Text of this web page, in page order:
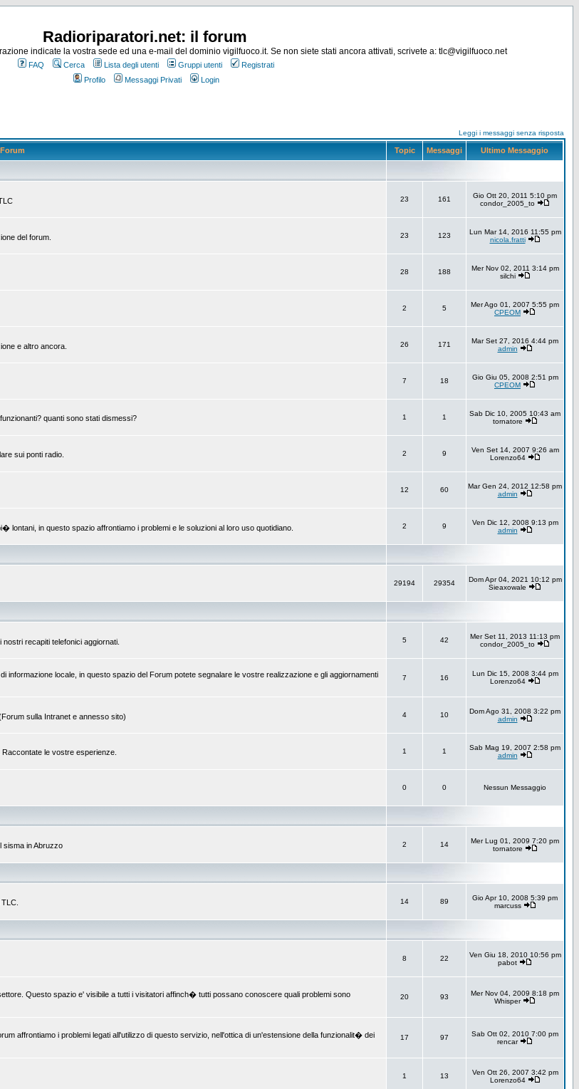
Radioriparatori.net: il forum
indicate la vostra sede ed una e-mail del dominio vigilfuoco.it. Se non siete stati ancora attivati, scrivete a: tlc@vigilfuoco.net
FAQ Cerca Lista degli utenti Gruppi utenti
Registrati
Profilo
Messaggi Privati Login
Leggi i messaggi senza risposta
Forum Topic Messaggi Ultimo Messaggio
23 161
Gio Ott 20, 2011 5:10 pm
condor_2005_to
del forum. 23 123
Lun Mar 14, 2016 11:55 pm
nicola.fratti
28 188
Mer Nov 02, 2011 3:14 pm
silchi
2 5
Mer Ago 01, 2007 5:55 pm
CPEOM
e altro ancora. 26 171
Mar Set 27, 2016 4:44 pm
admin
7 18
Gio Giu 05, 2008 2:51 pm
CPEOM
quanti sono stati dismessi? 1 1
Sab Dic 10, 2005 10:43 am
tornatore
sui ponti radio. 2 9
Ven Set 14, 2007 9:26 am
Lorenzo64
12 60
Mar Gen 24, 2012 12:58 pm
admin
lontani, in questo spazio affrontiamo i problemi e le soluzioni al loro uso quotidiano. 2 9
Ven Dic 12, 2008 9:13 pm
admin
29194 29354
Dom Apr 04, 2021 10:12 pm
Sieaxowale
recapiti telefonici aggiornati. 5 42
Mer Set 11, 2013 11:13 pm
condor_2005_to
informazione locale, in questo spazio del Forum potete segnalare le vostre realizzazione e gli aggiornamenti
7 16
Lun Dic 15, 2008 3:44 pm
Lorenzo64
sulla Intranet e annesso sito) 4 10
Dom Ago 31, 2008 3:22 pm
admin
le vostre esperienze. 1 1
Sab Mag 19, 2007 2:58 pm
admin
0 0 Nessun Messaggio
sisma in Abruzzo 2 14
Mer Lug 01, 2009 7:20 pm
tornatore
14 89
Gio Apr 10, 2008 5:39 pm
marcuss
8 22
Ven Giu 18, 2010 10:56 pm
pabot
Questo spazio e' visibile a tutti i visitatori affinch� tutti possano conoscere quali problemi sono
20 93
Mer Nov 04, 2009 8:18 pm
Whisper
affrontiamo i problemi legati all'utilizzo di questo servizio, nell'ottica di un'estensione della funzionalit� dei
17 97
Sab Ott 02, 2010 7:00 pm
rencar
1 13
Ven Ott 26, 2007 3:42 pm
Lorenzo64